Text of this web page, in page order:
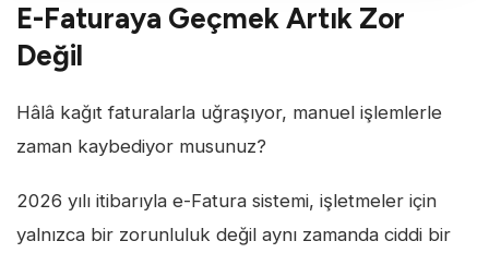
E-Faturaya Geçmek Artık Zor
Değil
Hâlâ kağıt faturalarla uğraşıyor, manuel işlemlerle
zaman kaybediyor musunuz?
2026 yılı itibarıyla e-Fatura sistemi, işletmeler için
yalnızca bir zorunluluk değil aynı zamanda ciddi bir